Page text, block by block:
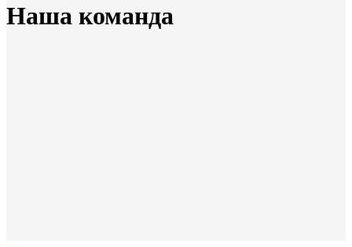
Наша команда